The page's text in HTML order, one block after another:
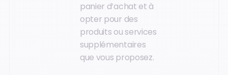
panier d’achat et à
opter pour des
produits ou services
supplémentaires
que vous proposez.